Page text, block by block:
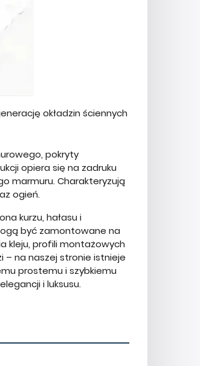
okładzin ściennych
pokryty
opiera się na zadruku
marmuru. Charakteryzują
ogień.
kurzu, hałasu i
być zamontowane na
kleju, profili montażowych
– na naszej stronie istnieje
prostemu i szybkiemu
i luksusu.